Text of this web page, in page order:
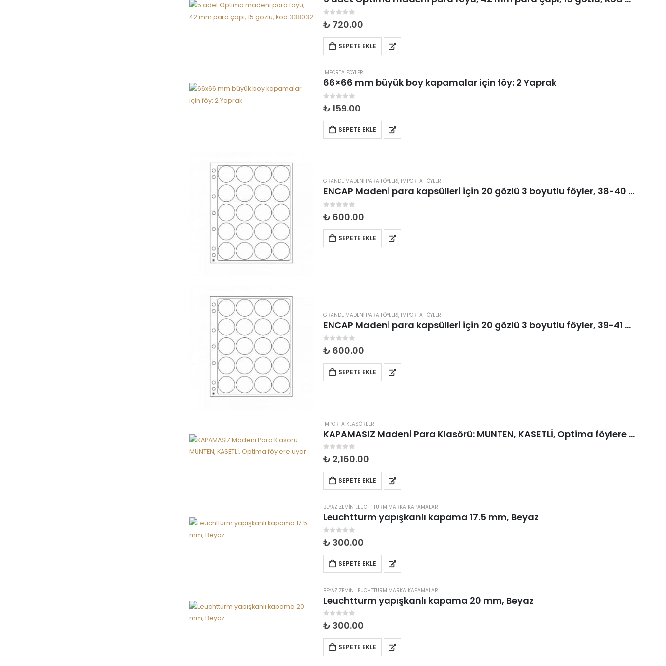
0 5 üzerinden
₺ 720.00
SEPETE EKLE
IMPORTA FÖYLER
66×66 mm büyük boy kapamalar için föy: 2 Yaprak
5 üzerinden
₺ 159.00
SEPETE EKLE
GRANDE MADENI PARA FÖYLERI, IMPORTA FÖYLER
ENCAP Madeni para kapsülleri için 20 gözlü 3 boyutlu föyler, 38-40 mm çaplı, 1 yaprak, Kod 343215
5 üzerinden
₺ 600.00
SEPETE EKLE
GRANDE MADENI PARA FÖYLERI, IMPORTA FÖYLER
ENCAP Madeni para kapsülleri için 20 gözlü 3 boyutlu föyler, 39-41 mm çaplı, 1 yaprak, Kod 343216
5 üzerinden
₺ 600.00
SEPETE EKLE
IMPORTA KLASÖRLER
KAPAMASIZ Madeni Para Klasörü: MUNTEN, KASETLİ, Optima föylere uyar
0 5 üzerinden
₺ 2,160.00
SEPETE EKLE
BEYAZ ZEMIN LEUCHTTURM MARKA KAPAMALAR
Leuchtturm yapışkanlı kapama 17.5 mm, Beyaz
0 5 üzerinden
₺ 300.00
SEPETE EKLE
BEYAZ ZEMIN LEUCHTTURM MARKA KAPAMALAR
Leuchtturm yapışkanlı kapama 20 mm, Beyaz
0 5 üzerinden
₺ 300.00
SEPETE EKLE